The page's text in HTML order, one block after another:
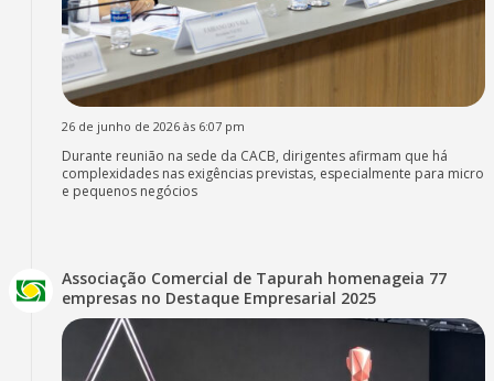
26 de junho de 2026 às 6:07 pm
Durante reunião na sede da CACB, dirigentes afirmam que há
complexidades nas exigências previstas, especialmente para micro
e pequenos negócios
Associação Comercial de Tapurah homenageia 77
empresas no Destaque Empresarial 2025